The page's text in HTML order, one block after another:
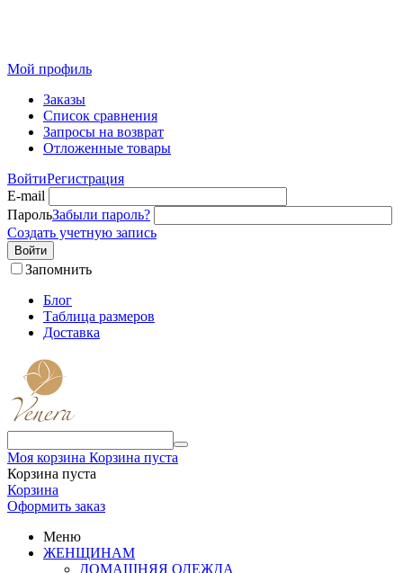
Мой профиль
Заказы
Список сравнения
Запросы на возврат
Отложенные товары
ВойтиРегистрация
E-mail
ПарольЗабыли пароль?
Создать учетную запись
Войти
Запомнить
Блог
Таблица размеров
Доставка
Моя корзина Корзина пуста
Корзина пуста
Корзина
Оформить заказ
Меню
ЖЕНЩИНАМ
ДОМАШНЯЯ ОДЕЖДА